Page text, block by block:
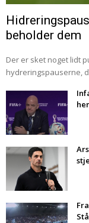
beholder dem
Der er sket noget lidt
hydreringspauserne,